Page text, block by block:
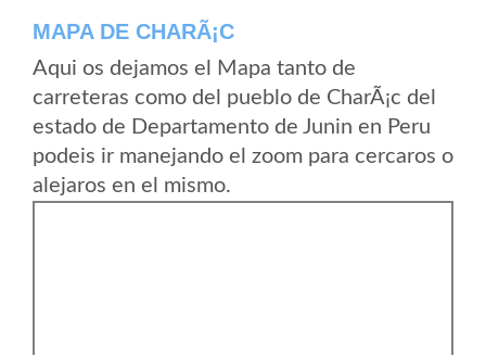
MAPA DE CHARÃ¡C
Aqui os dejamos el Mapa tanto de
carreteras como del pueblo de CharÃ¡c del
estado de Departamento de Junin en Peru
podeis ir manejando el zoom para cercaros o
alejaros en el mismo.